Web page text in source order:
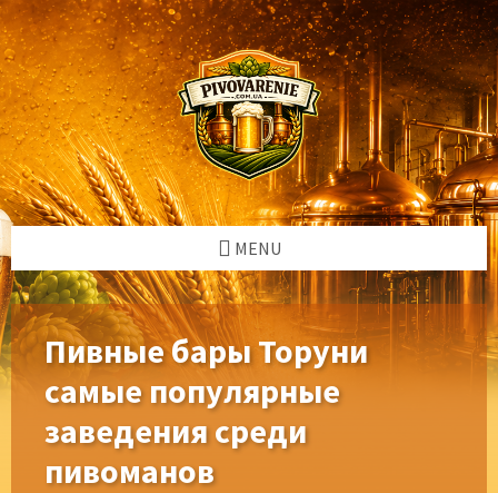
Skip
to
content
Skip
to
left
sidebar
Skip
to
right
sidebar
Skip
to
footer
MENU
Пивные бары Торуни
самые популярные
заведения среди
пивоманов